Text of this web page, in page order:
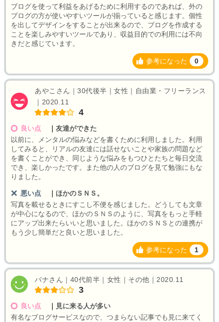
ブログを使って利益をあげるために利用するのであれば、外の
ブログの方が使いやすいツールが揃っていると感じます。個性
を出してデザインをすることが出来るので、ブログを作成する
ことを楽しみやすいツールであり、収益目的での利用には不向
きだと感じています。
参考になった 0
あやこさん｜30代後半｜女性｜自由業・フリーランス
｜2020.11
4
良い点
友達ができた
以前に、メンタルの悩みなどを書くために利用しました。利用
してみると、リアルの友達には話せないことや家族の問題など
を書くことができ、同じような悩みをもつひとたちと毎日交流
でき、楽しかったです。また他の人のブログを見て勉強にもな
りました。
悪い点
ほかのＳＮＳ。
写真を載せるときにすこし不便を感じました。どうしても文章
が中心になるので、ほかのＳＮＳのように、写真をもっと手軽
にアップ出来たらいいと思いました。ほかのＳＮＳとの連携が
もう少し簡単だと良いと思いました。
参考になった 1
バナさん｜40代前半｜女性｜その他｜2020.11
3
良い点
見に来る人が多い
有名なブログサービスなので、つまらない記事でも見に来てく